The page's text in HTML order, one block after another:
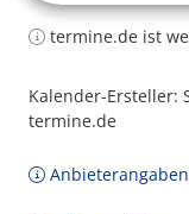
termine.de ist
Kalender-Ersteller:
termine.de
Anbieterangaben